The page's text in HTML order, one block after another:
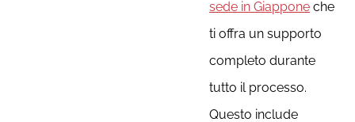
sede in Giappone che
ti offra un supporto
completo durante
tutto il processo.
Questo include